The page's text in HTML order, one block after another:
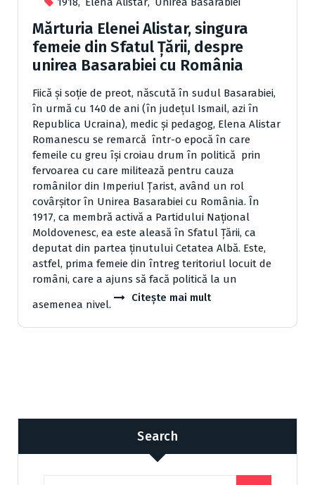
Mărturia Elenei Alistar, singura
femeie din Sfatul Ţării, despre
unirea Basarabiei cu România
Fiică şi soţie de preot, născută în sudul Basarabiei,
în urmă cu 140 de ani (în judeţul Ismail, azi în
Republica Ucraina), medic şi pedagog, Elena Alistar
Romanescu se remarcă ­ într-o epocă în care
femeile cu greu îşi croiau drum în politică ­ prin
fervoarea cu care militează pentru cauza
românilor din Imperiul Ţarist, având un rol
covârşitor în Unirea Basarabiei cu România. În
1917, ca membră activă a Partidului Naţional
Moldovenesc, ea este aleasă în Sfatul Ţării, ca
deputat din partea ţinutului Cetatea Albă. Este,
astfel, prima femeie din întreg teritoriul locuit de
români, care a ajuns să facă politică la un
asemenea nivel.
Citește mai mult
Search